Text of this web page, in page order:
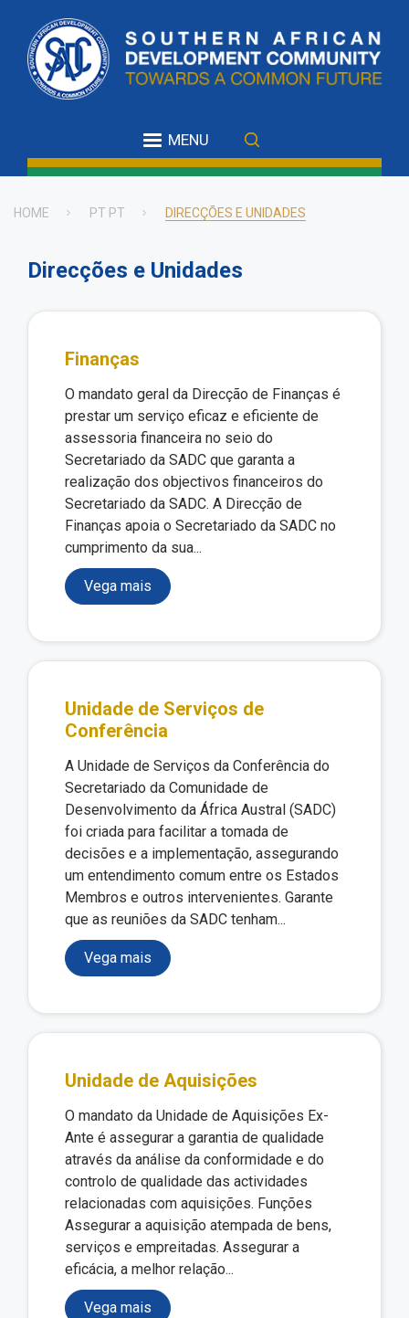
main
content
MENU
HOME PT PT DIRECÇÕES E UNIDADES
Direcções e Unidades
Finanças
O mandato geral da Direcção de Finanças é
prestar um serviço eficaz e eficiente de
assessoria financeira no seio do
Secretariado da SADC que garanta a
realização dos objectivos financeiros do
Secretariado da SADC. A Direcção de
Finanças apoia o Secretariado da SADC no
cumprimento da sua...
Vega mais
Unidade de Serviços de
Conferência
A Unidade de Serviços da Conferência do
Secretariado da Comunidade de
Desenvolvimento da África Austral (SADC)
foi criada para facilitar a tomada de
decisões e a implementação, assegurando
um entendimento comum entre os Estados
Membros e outros intervenientes. Garante
que as reuniões da SADC tenham...
Vega mais
Unidade de Aquisições
O mandato da Unidade de Aquisições Ex-
Ante é assegurar a garantia de qualidade
através da análise da conformidade e do
controlo de qualidade das actividades
relacionadas com aquisições. Funções
Assegurar a aquisição atempada de bens,
serviços e empreitadas. Assegurar a
eficácia, a melhor relação...
Vega mais